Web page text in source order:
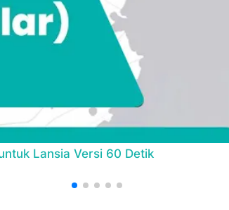
Lansia Versi 60 Detik